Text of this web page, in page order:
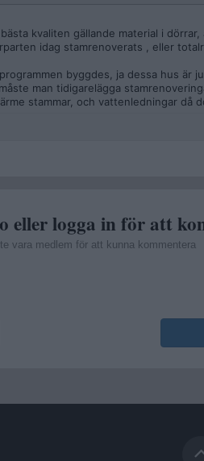
kvaliten gällande material i
idag stamrenoverats , eller
byggdes, ja dessa hus är
man tidigarelägga
stammar, och vattenledningar då
eller logga in för att
vara medlem för att kunna kommentera